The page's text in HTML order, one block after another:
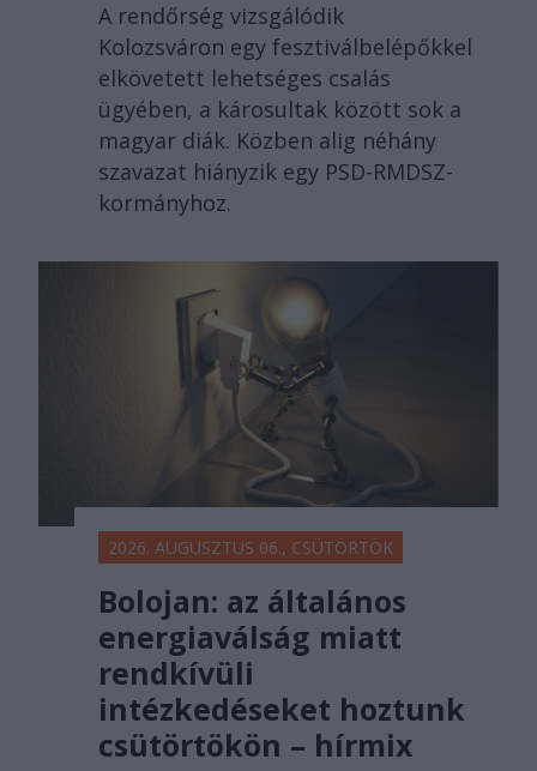
A rendőrség vizsgálódik
Kolozsváron egy fesztiválbelépőkkel
elkövetett lehetséges csalás
ügyében, a károsultak között sok a
magyar diák. Közben alig néhány
szavazat hiányzik egy PSD-RMDSZ-
kormányhoz.
2026. AUGUSZTUS 06., CSÜTÖRTÖK
Bolojan: az általános
energiaválság miatt
rendkívüli
intézkedéseket hoztunk
csütörtökön – hírmix